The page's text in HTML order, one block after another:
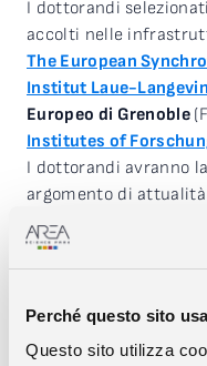
Perché questo sito
Questo sito utilizza
I dottorandi
accolti nelle
The European
Institut Laue-Langevin
Europeo di Grenoble
Institutes of
I dottorandi avranno
argomento di
alla competitività
tecniche analitiche
infrastruttura di
Una seconda call è
2026.